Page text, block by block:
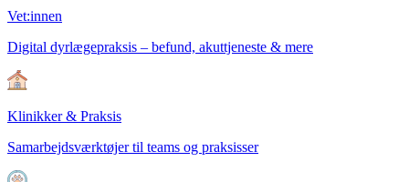
Vet:innen
Digital dyrlægepraksis – befund, akuttjeneste & mere
Klinikker & Praksis
Samarbejdsværktøjer til teams og praksisser